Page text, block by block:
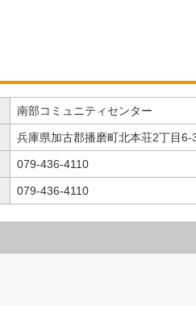
南部コミュニティセンター
兵庫県加古郡播磨町北本荘2丁目6-
079-436-4110
079-436-4110